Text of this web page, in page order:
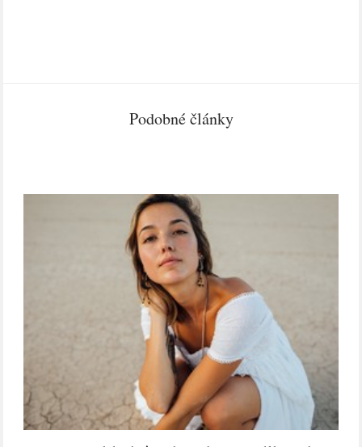
Podobné články